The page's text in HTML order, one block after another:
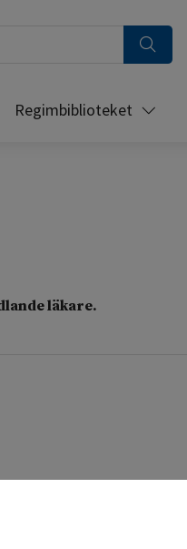
Regimbiblioteket
läkare.
i fas II vid flera
hos deltagare med
höga doser av